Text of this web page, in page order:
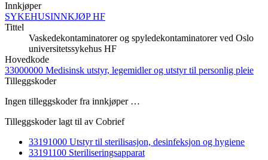
Innkjøper
SYKEHUSINNKJØP HF
Tittel
Vaskedekontaminatorer og spyledekontaminatorer ved Oslo
universitetssykehus HF
Hovedkode
33000000 Medisinsk utstyr, legemidler og utstyr til personlig pleie
Tilleggskoder
Ingen tilleggskoder fra innkjøper …
Tilleggskoder lagt til av Cobrief
33191000 Utstyr til sterilisasjon, desinfeksjon og hygiene
33191100 Steriliseringsapparat